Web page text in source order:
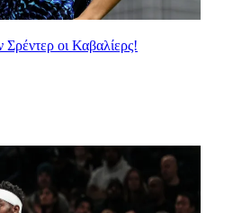
οι Καβαλίερς!